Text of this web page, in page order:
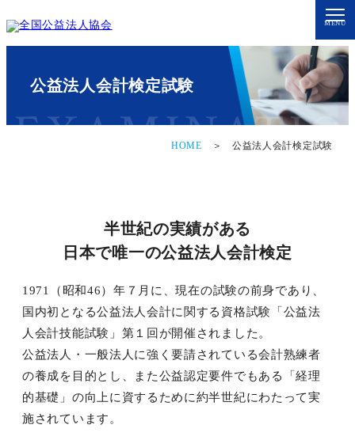
各種代行サービス
出版事業
私たちの想い
会社概要
代表あいさつ
MENU
公益法人会計検定試験
HOME ＞ 公益法人会計検定試験
半世紀の実績がある
日本で唯一の公益法人会計検定
1971（昭和46）年７月に、現在の試験の前身であり、
国内初となる公益法人会計に関する資格試験「公益法
人会計技能試験」第１回が開催されました。
公益法人・一般法人に強く要請されている会計熟練者
の養成を目的とし、また公益認定要件でもある「経理
的基礎」の向上に資するために約半世紀にわたって実
施されています。